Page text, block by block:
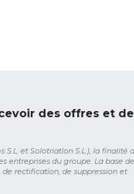
des offres et
et Solotriatlon S.L.), la finalité
entreprises du groupe. La base de
rectification, de suppression et